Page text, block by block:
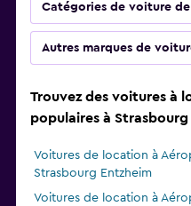
Catégories de voiture
Autres marques de
Trouvez des voitures à
populaires à Strasbourg
Voitures de location à
Strasbourg Entzheim
Voitures de location à